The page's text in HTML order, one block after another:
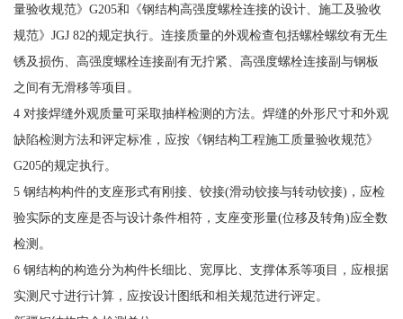
量验收规范》G205和《钢结构高强度螺栓连接的设计、施工及验收
规范》JGJ 82的规定执行。连接质量的外观检查包括螺栓螺纹有无生
锈及损伤、高强度螺栓连接副有无拧紧、高强度螺栓连接副与钢板
之间有无滑移等项目。
4 对接焊缝外观质量可采取抽样检测的方法。焊缝的外形尺寸和外观
缺陷检测方法和评定标准，应按《钢结构工程施工质量验收规范》
G205的规定执行。
5 钢结构构件的支座形式有刚接、铰接(滑动铰接与转动铰接)，应检
验实际的支座是否与设计条件相符，支座变形量(位移及转角)应全数
检测。
6 钢结构的构造分为构件长细比、宽厚比、支撑体系等项目，应根据
实测尺寸进行计算，应按设计图纸和相关规范进行评定。